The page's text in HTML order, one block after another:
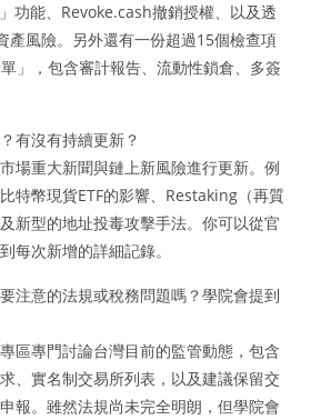
功能、Revoke.cash撤銷授權、以及透
產風險。另外還有一份超過15個檢查項
」，包含審計報告、流動性鎖倉、多簽
有沒有持續更新？
場重大新聞與鏈上新風險進行更新。例
特幣現貨ETF的影響、Restaking（再質
新型的地址投毒攻擊手法。你可以從官
每次新增的詳細記錄。
注意的法規或稅務問題嗎？學院會提到
區專門討論台灣目前的監管動態，包含
、實名制交易所列表，以及建議保留交
報。雖然法規尚未完全明朗，但學院會